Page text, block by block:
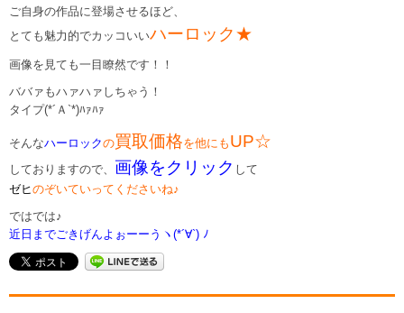
ご自身の作品に登場させるほど、
とても魅力的でカッコいいハーロック★
画像を見ても一目瞭然です！！
ババァもハァハァしちゃう！
タイプ(*´Ａ`*)ﾊｧﾊｧ
そんなハーロックの買取価格を他にも UP☆
しておりますので、 画像をクリック して
ゼヒのぞいていってくださいね♪
ではでは♪
近日までごきげんよぉーーうヽ(*´∀`) ﾉ